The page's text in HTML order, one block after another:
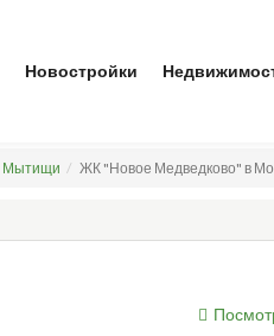
Новостройки
Мытищи ЖК "Новое Медведково" в